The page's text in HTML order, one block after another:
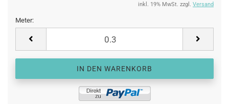
inkl. 19% MwSt. zzgl. Versand
Meter: